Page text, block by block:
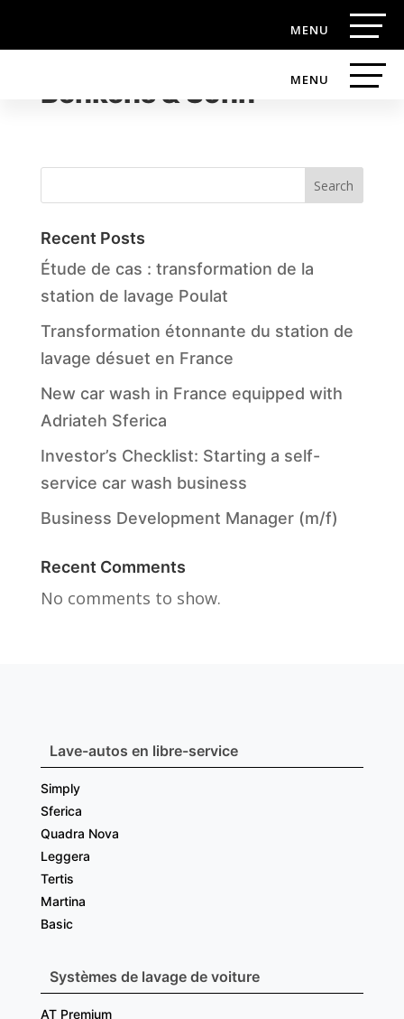
Benkens & Sohn
Search
Recent Posts
Étude de cas : transformation de la
station de lavage Poulat
Transformation étonnante du station de
lavage désuet en France
New car wash in France equipped with
Adriateh Sferica
Investor’s Checklist: Starting a self-
service car wash business
Business Development Manager (m/f)
Recent Comments
No comments to show.
Lave-autos en libre-service
Simply
Sferica
Quadra Nova
Leggera
Tertis
Martina
Basic
Systèmes de lavage de voiture
AT Premium